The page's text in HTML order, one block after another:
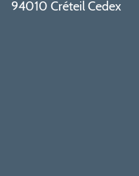
94010 Créteil Cedex